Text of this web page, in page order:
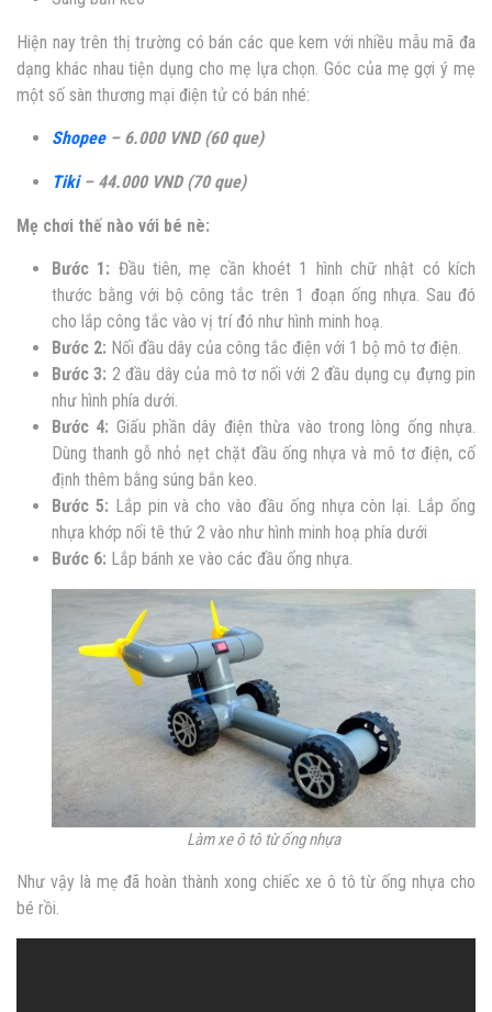
Hiện nay trên thị trường có bán các que kem với nhiều mẫu mã đa
dạng khác nhau tiện dụng cho mẹ lựa chọn. Góc của mẹ gợi ý mẹ
một số sàn thương mại điện tử có bán nhé:
Shopee– 6.000 VND (60 que)
Tiki– 44.000 VND (70 que)
Mẹ chơi thế nào với bé nè:
Bước 1: Đầu tiên, mẹ cần khoét 1 hình chữ nhật có kích
thước bằng với bộ công tắc trên 1 đoạn ống nhựa. Sau đó
cho lắp công tắc vào vị trí đó như hình minh hoạ.
Bước 2: Nối đầu dây của công tắc điện với 1 bộ mô tơ điện.
Bước 3: 2 đầu dây của mô tơ nối với 2 đầu dụng cụ đựng pin
như hình phía dưới.
Bước 4: Giấu phần dây điện thừa vào trong lòng ống nhựa.
Dùng thanh gỗ nhỏ nẹt chặt đầu ống nhựa và mô tơ điện, cố
định thêm bằng súng bắn keo.
Bước 5: Lắp pin và cho vào đầu ống nhựa còn lại. Lắp ống
nhựa khớp nối tê thứ 2 vào như hình minh hoạ phía dưới
Bước 6: Lắp bánh xe vào các đầu ống nhựa.
Làm xe ô tô từ ống nhựa
Như vậy là mẹ đã hoàn thành xong chiếc xe ô tô từ ống nhựa cho
bé rồi.